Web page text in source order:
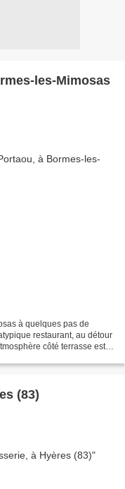
les-Mimosas
à quelques pas de
restaurant, au détour
côté terrasse est
(83)